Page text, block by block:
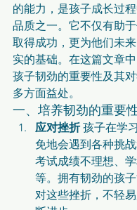
的能力，是孩子成长过
品质之一。它不仅有助
取得成功，更为他们未
实的基础。在这篇文章
孩子韧劲的重要性及其
多方面益处。
一、培养韧劲的重要
应对挫折 孩子在学
免地会遇到各种挑
考试成绩不理想、
等。拥有韧劲的孩
对这些挫折，不轻